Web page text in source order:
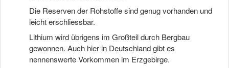
Die Reserven der Rohstoffe sind genug vorhanden und
leicht erschliessbar.
Lithium wird übrigens im Großteil durch Bergbau
gewonnen. Auch hier in Deutschland gibt es
nennenswerte Vorkommen im Erzgebirge.